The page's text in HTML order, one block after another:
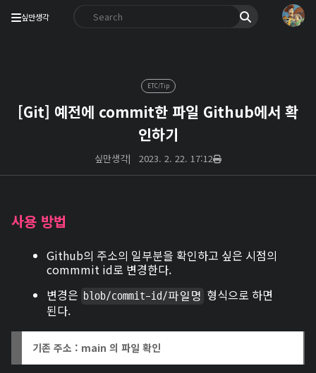
싶만생각
ETC/Tip
[Git] 예전에 commit한 파일 Github에서 확
인하기
싶만생각| 2023. 2. 22. 17:12
사용 방법
Github의 주소의 일부분을 확인하고 싶은 시점의
commmit id로 변경한다.
변경은 blob/commit-id/파일명 형식으로 하면
된다.
기존 주소 : main 의 파일 확인